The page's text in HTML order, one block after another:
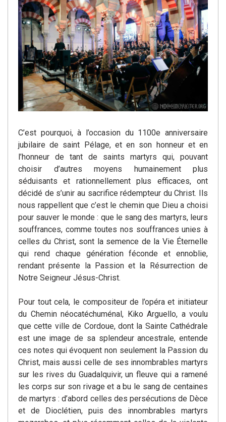
C’est pourquoi, à l’occasion du 1100e anniversaire
jubilaire de saint Pélage, et en son honneur et en
l’honneur de tant de saints martyrs qui, pouvant
choisir d’autres moyens humainement plus
séduisants et rationnellement plus efficaces, ont
décidé de s’unir au sacrifice rédempteur du Christ. Ils
nous rappellent que c’est le chemin que Dieu a choisi
pour sauver le monde : que le sang des martyrs, leurs
souffrances, comme toutes nos souffrances unies à
celles du Christ, sont la semence de la Vie Éternelle
qui rend chaque génération féconde et ennoblie,
rendant présente la Passion et la Résurrection de
Notre Seigneur Jésus-Christ.
Pour tout cela, le compositeur de l’opéra et initiateur
du Chemin néocatéchuménal, Kiko Arguello, a voulu
que cette ville de Cordoue, dont la Sainte Cathédrale
est une image de sa splendeur ancestrale, entende
ces notes qui évoquent non seulement la Passion du
Christ, mais aussi celle de ses innombrables martyrs
sur les rives du Guadalquivir, un fleuve qui a ramené
les corps sur son rivage et a bu le sang de centaines
de martyrs : d’abord celles des persécutions de Dèce
et de Dioclétien, puis des innombrables martyrs